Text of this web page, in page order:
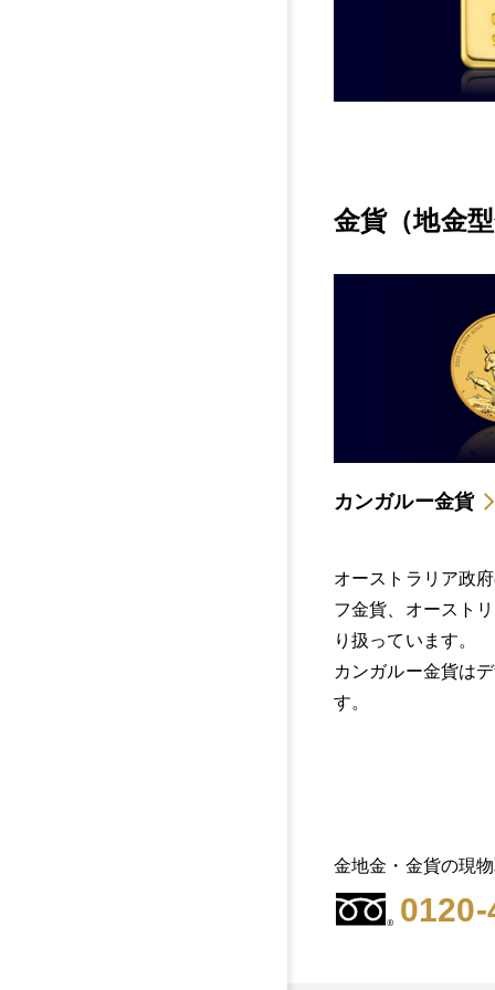
金貨（地金
カンガルー金貨
オーストラリア政
フ金貨、オースト
り扱っています。
カンガルー金貨は
す。
金地金・金貨の現